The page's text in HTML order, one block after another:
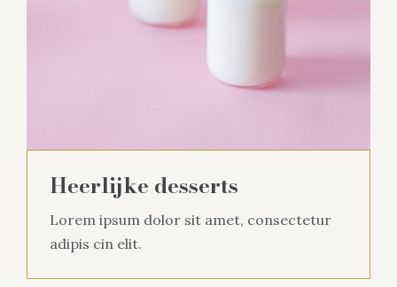
Heerlijke desserts
Lorem ipsum dolor sit amet, consectetur
adipis cin elit.